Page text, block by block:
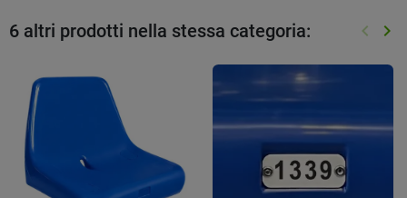
6 altri prodotti nella stessa categoria: keyboard_arrow_left keyboard_arrow_right